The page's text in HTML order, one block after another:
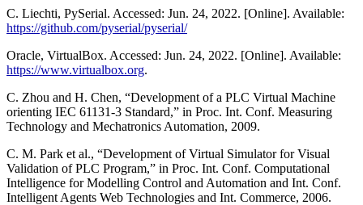
C. Liechti, PySerial. Accessed: Jun. 24, 2022. [Online]. Available:
https://github.com/pyserial/pyserial/
Oracle, VirtualBox. Accessed: Jun. 24, 2022. [Online]. Available:
https://www.virtualbox.org.
C. Zhou and H. Chen, “Development of a PLC Virtual Machine
orienting IEC 61131-3 Standard,” in Proc. Int. Conf. Measuring
Technology and Mechatronics Automation, 2009.
C. M. Park et al., “Development of Virtual Simulator for Visual
Validation of PLC Program,” in Proc. Int. Conf. Computational
Intelligence for Modelling Control and Automation and Int. Conf.
Intelligent Agents Web Technologies and Int. Commerce, 2006.